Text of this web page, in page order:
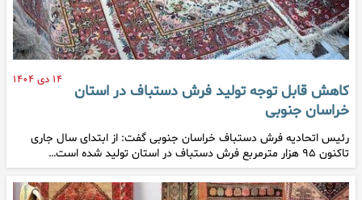
۱۴ دی ۱۴۰۴
کاهش قابل توجه تولید فرش دستباف در استان
خراسان جنوبی
رئیس اتحادیه فرش دستباف خراسان جنوبی گفت: از ابتدای سال جاری
تاکنون ۹۵ هزار مترمربع فرش دستباف در استان تولید شده است…